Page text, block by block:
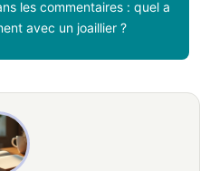
les commentaires : quel a
avec un joaillier ?